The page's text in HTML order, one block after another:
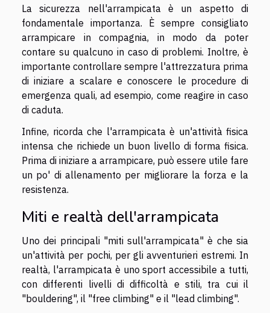
La sicurezza nell'arrampicata è un aspetto di
fondamentale importanza. È sempre consigliato
arrampicare in compagnia, in modo da poter
contare su qualcuno in caso di problemi. Inoltre, è
importante controllare sempre l'attrezzatura prima
di iniziare a scalare e conoscere le procedure di
emergenza quali, ad esempio, come reagire in caso
di caduta.
Infine, ricorda che l'arrampicata è un'attività fisica
intensa che richiede un buon livello di forma fisica.
Prima di iniziare a arrampicare, può essere utile fare
un po' di allenamento per migliorare la forza e la
resistenza.
Miti e realtà dell'arrampicata
Uno dei principali "miti sull'arrampicata" è che sia
un'attività per pochi, per gli avventurieri estremi. In
realtà, l'arrampicata è uno sport accessibile a tutti,
con differenti livelli di difficoltà e stili, tra cui il
"bouldering", il "free climbing" e il "lead climbing".